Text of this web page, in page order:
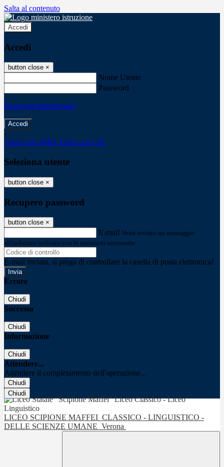
Salta al contenuto
Accedi
Accedi
button close ×
Nome Utente
Password
Password dimenticata?
-
Entra con SPID Entra con CIE
Seleziona utente
button close ×
Recupero password
button close ×
E-mail Verrà inviato un messaggio
all'indirizzo indicato con le istruzioni necessarie.
E-mail inviata, si prega di controllare la casella di posta elettronica!
Errore
Chiudi
Successo
Chiudi
Informazione
Chiudi
Attendere...
Attendere il completamento dell'operazione...
Chiudi
Chiudi
LICEO SCIPIONE MAFFEI CLASSICO - LINGUISTICO -
DELLE SCIENZE UMANE Verona